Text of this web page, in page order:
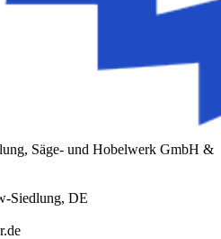
Säge- und Hobelwerk GmbH &
Siedlung, DE